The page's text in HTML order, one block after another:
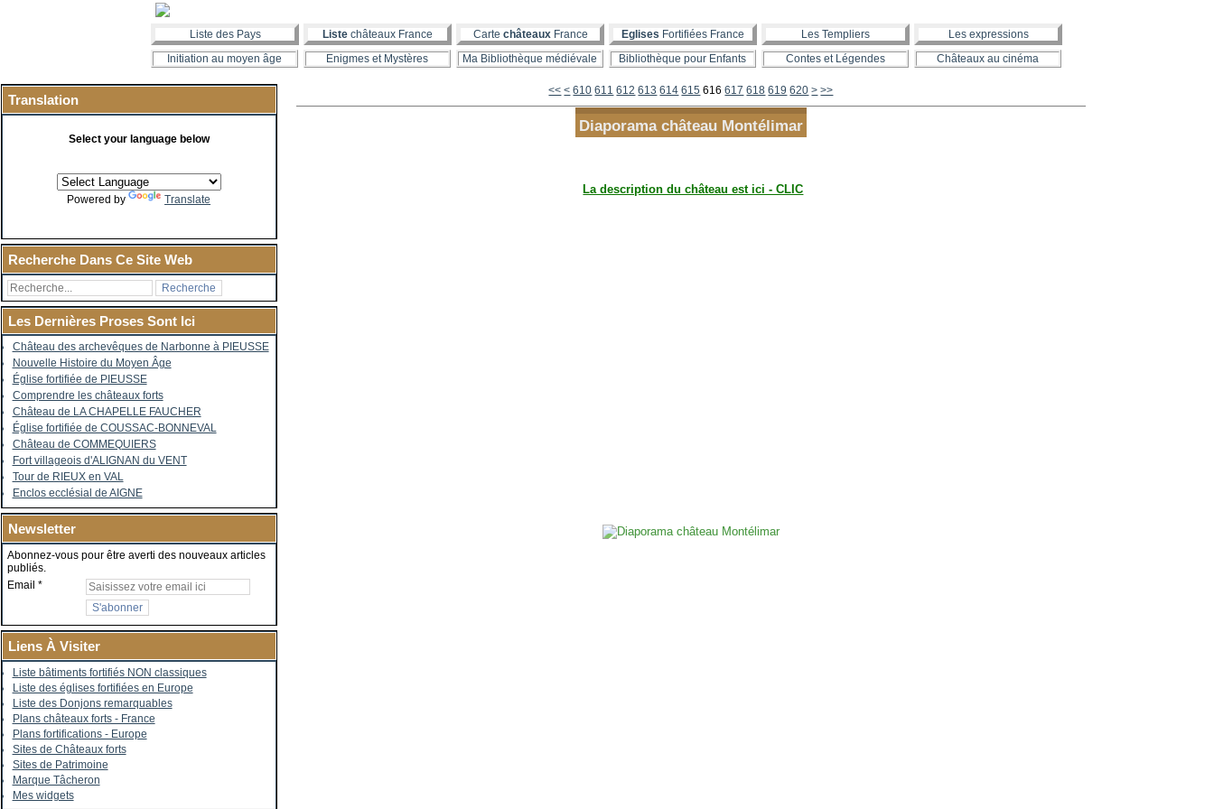
Liste des Pays Liste châteaux France Carte châteauxFrance Eglises Fortifiées France Les Templiers
Les expressions
Initiation au moyen âge
Enigmes et Mystères Ma Bibliothèque médiévale Bibliothèque pour Enfants Contes et Légendes Châteaux au cinéma
Translation
Select your language below
Powered by Translate
Recherche Dans Ce Site Web
Les Dernières Proses Sont Ici
Château des archevêques de Narbonne à PIEUSSE
Nouvelle Histoire du Moyen Âge
Église fortifiée de PIEUSSE
Comprendre les châteaux forts
Château de LA CHAPELLE FAUCHER
Église fortifiée de COUSSAC-BONNEVAL
Château de COMMEQUIERS
Fort villageois d'ALIGNAN du VENT
Tour de RIEUX en VAL
Enclos ecclésial de AIGNE
Newsletter
Abonnez-vous pour être averti des nouveaux articles
publiés.
Email
Liens À Visiter
Liste bâtiments fortifiés NON classiques
Liste des églises fortifiées en Europe
Liste des Donjons remarquables
Plans châteaux forts - France
Plans fortifications - Europe
Sites de Châteaux forts
Sites de Patrimoine
Marque Tâcheron
Mes widgets
<< < 600
610 611 612 613 614 615 616 617 618 619 620 630
640
650
660
670
680
690
700
800
900
1000
> >>
Diaporama château Montélimar
La description du château est ici - CLIC